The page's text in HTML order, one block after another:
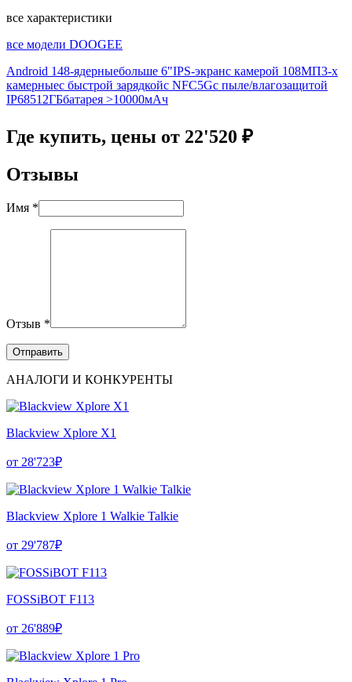
все характеристики
все модели DOOGEE
Android 148-ядерныебольше 6"IPS-экранс камерой 108МП3-х
камерныес быстрой зарядкойс NFC5Gс пыле/влагозащитой
IP68512ГБбатарея >10000мАч
Где купить, цены от 22'520 ₽
Отзывы
Имя *
Отзыв *
АНАЛОГИ И КОНКУРЕНТЫ
Blackview Xplore X1
от 28'723₽
Blackview Xplore 1 Walkie Talkie
от 29'787₽
FOSSiBOT F113
от 26'889₽